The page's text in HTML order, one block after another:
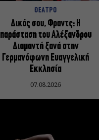
ΘΕΑΤΡΟ
Δικός σου, Φραντς: Η
παράσταση του Αλέξανδρου
Διαμαντή ξανά στην
Γερμανόφωνη Ευαγγελική
Εκκλησία
07.08.2026